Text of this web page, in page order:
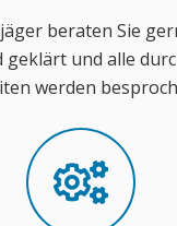
beraten Sie
geklärt und alle
werden